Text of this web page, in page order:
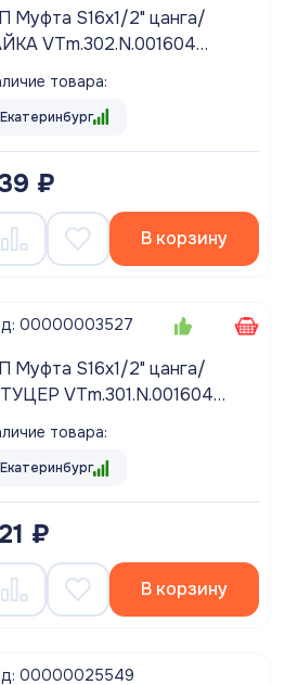
Муфта S16х1/2" цанга/
VTm.302.N.001604
товара:
Екатеринбург
₽
В корзину
00000003527
Муфта S16х1/2" цанга/
VTm.301.N.001604
товара:
Екатеринбург
₽
В корзину
00000025549